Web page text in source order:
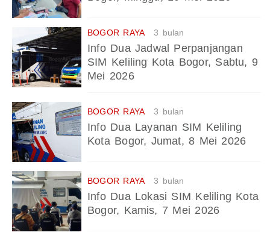
BOGOR RAYA 3 bulan
Info Dua Jadwal Perpanjangan
SIM Keliling Kota Bogor, Sabtu, 9
Mei 2026
BOGOR RAYA 3 bulan
Info Dua Layanan SIM Keliling
Kota Bogor, Jumat, 8 Mei 2026
BOGOR RAYA 3 bulan
Info Dua Lokasi SIM Keliling Kota
Bogor, Kamis, 7 Mei 2026